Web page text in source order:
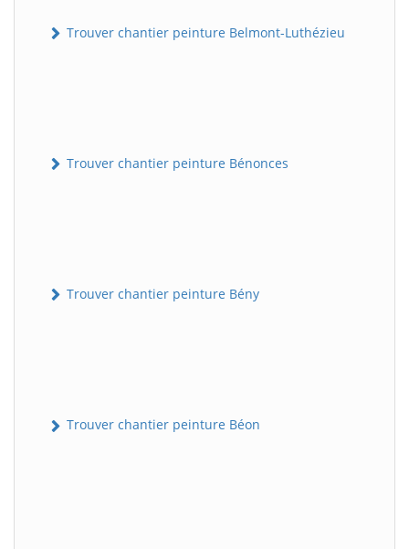
Trouver chantier peinture Belmont-Luthézieu
Trouver chantier peinture Bénonces
Trouver chantier peinture Bény
Trouver chantier peinture Béon